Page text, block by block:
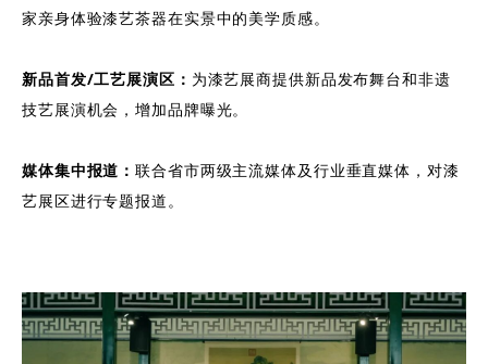
家亲身体验漆艺茶器在实景中的美学质感。
新品首发/工艺展演区： 为漆艺展商提供新品发布舞台和非遗
技艺展演机会，增加品牌曝光。
媒体集中报道：联合省市两级主流媒体及行业垂直媒体，对漆
艺展区进行专题报道。